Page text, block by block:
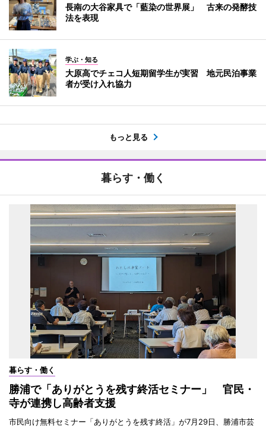
長南の大谷家具で「藍染の世界展」 古来の発酵技
法を表現
学ぶ・知る
大原高でチェコ人短期留学生が実習 地元民泊事業
者が受け入れ協力
もっと見る
暮らす・働く
暮らす・働く
勝浦で「ありがとうを残す終活セミナー」 官民・
寺が連携し高齢者支援
市民向け無料セミナー「ありがとうを残す終活」が7月29日、勝浦市芸